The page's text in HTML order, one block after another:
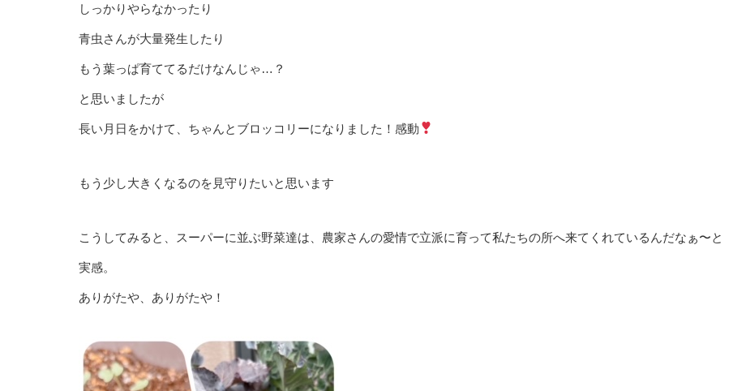
しっかりやらなかったり
青虫さんが大量発生したり
もう葉っぱ育ててるだけなんじゃ…？
と思いましたが
長い月日をかけて、ちゃんとブロッコリーになりました！感動
もう少し大きくなるのを見守りたいと思います
こうしてみると、スーパーに並ぶ野菜達は、農家さんの愛情で立派に育って私たちの所へ来てくれているんだなぁ〜と
実感。
ありがたや、ありがたや！